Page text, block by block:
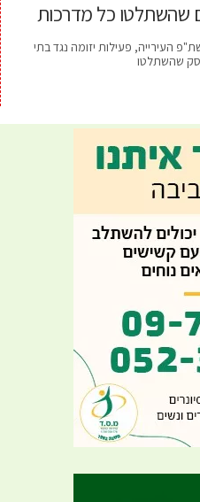
שהשתלטו כל מדרכות
העירייה, פעילות יזומה נגד בתי
שהשתלטו